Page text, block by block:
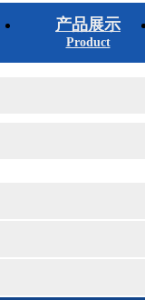
产品展示
Product